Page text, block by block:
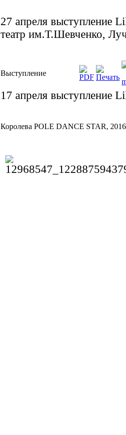
27 апреля выступление
театр им.Т.Шевченко,
Выступление
17 апреля выступление
Королева POLE DANCE STAR, 2016